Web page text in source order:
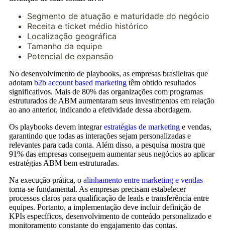
Segmento de atuação e maturidade do negócio
Receita e ticket médio histórico
Localização geográfica
Tamanho da equipe
Potencial de expansão
No desenvolvimento de playbooks, as empresas brasileiras que
adotam b2b account based marketing têm obtido resultados
significativos. Mais de 80% das organizações com programas
estruturados de ABM aumentaram seus investimentos em relação
ao ano anterior, indicando a efetividade dessa abordagem.
Os playbooks devem integrarestratégias de marketing e vendas,
garantindo que todas as interações sejam personalizadas e
relevantes para cada conta. Além disso, a pesquisa mostra que
91% das empresas conseguem aumentar seus negócios ao aplicar
estratégias ABM bem estruturadas.
Na execução prática, o alinhamento entre marketing e vendas
torna-se fundamental. As empresas precisam estabelecer
processos claros para qualificação de leads e transferência entre
equipes. Portanto, a implementação deve incluir definição de
KPIs específicos, desenvolvimento de conteúdo personalizado e
monitoramento constante do engajamento das contas.